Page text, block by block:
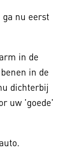
ga nu eerst
in de
in de
dichterbij
uw 'goede'